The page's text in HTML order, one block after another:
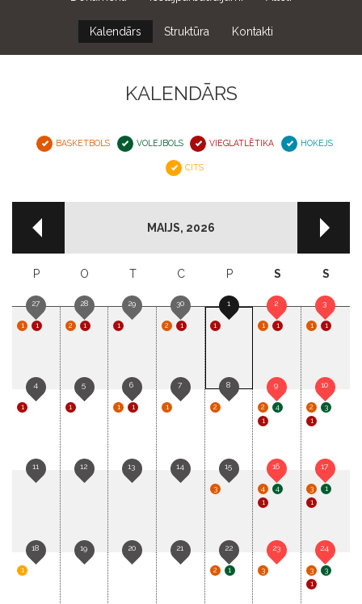
Kalendārs Struktūra Kontakti
KALENDĀRS
CITS
MAIJS, 2026
P O T C P S S
27
1 1
28
2 1
29
1
30
2 1
1
1
2
1 1
3
1 1
4
1
5
1
6
1 1
7
1
8
2
9
2
4
1
10
2
3
1
11 12 13 14 15
3
16
4
4
1
17
3
1
1
18
1
19 20 21 22
2 1
23
3
24
3
3
1